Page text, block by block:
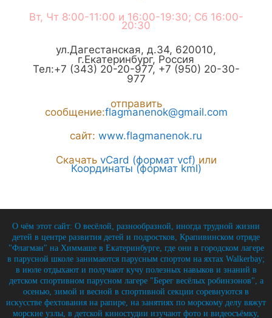
Вт, Чт 8:00-11:00 и 16:00-19:30; Сб 16:00-
20:30
ул.Дагестанская, д.34, 620010,
г.Екатеринбург, Россия
Тел:+7 (343) 20-20-977, +7 (950) 20-30-
977
отправить
сообщение:flagmanenok@gmail.com
сайт: www.flagmanenok.ru
Скачать vCard (формат vcf) или
Координаты (формат kml)
О чём этот сайт: О весёлой, разнообразной, иногда трудной жизни
детей в центре развития детей и подростков, Крапивинском отряде
"Флагман" на Химмаше в Екатеринбурге, где они в городском лагере
в парусной школе занимаются парусным спортом на яхтах Walkerbay;
в июле отдыхают и получают кучу полезных навыков и знаний в
детском спортивном парусном лагере "Берег весёлых робинзонов", а
осенью, зимой и весной в спортивной секции соревнуются в
искусстве фехтования на рапире, на занятиях по морскому делу вяжут
морские узлы, в детской киностудии изучают фото и видеосъёмку,